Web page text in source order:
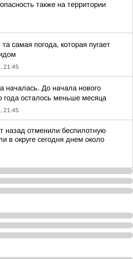
также на территории
самая погода, которая пугает
21:45
началась. До начала нового
года осталось меньше месяца
21:45
назад отменили беспилотную
в округе сегодня днем около